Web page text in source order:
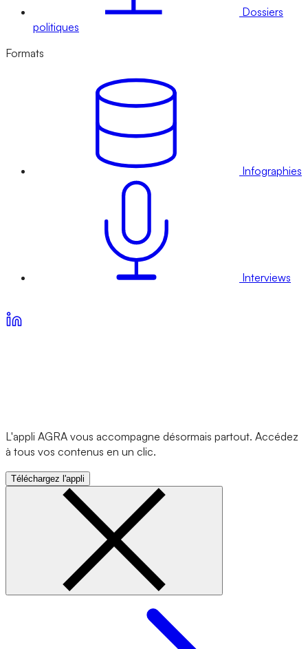
Dossiers
politiques
Formats
Infographies
Interviews
L'appli AGRA vous accompagne désormais partout. Accédez
à tous vos contenus en un clic.
Téléchargez l'appli